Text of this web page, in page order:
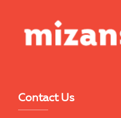
Contact Us